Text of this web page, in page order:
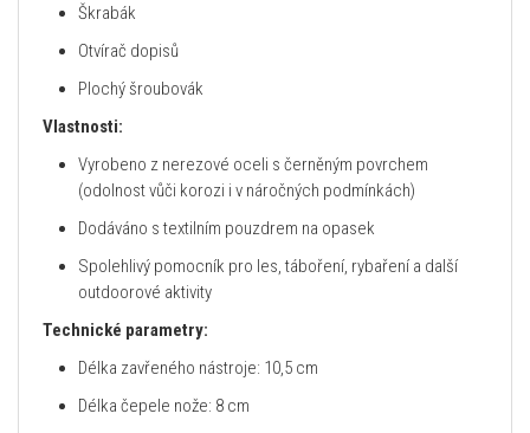
Škrabák
Otvírač dopisů
Plochý šroubovák
Vlastnosti:
Vyrobeno z nerezové oceli s černěným povrchem
(odolnost vůči korozi i v náročných podmínkách)
Dodáváno s textilním pouzdrem na opasek
Spolehlivý pomocník pro les, táboření, rybaření a další
outdoorové aktivity
Technické parametry:
Délka zavřeného nástroje: 10,5 cm
Délka čepele nože: 8 cm